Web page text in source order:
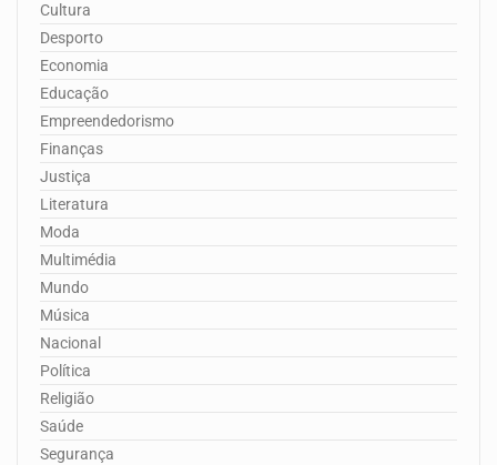
Cultura
Desporto
Economia
Educação
Empreendedorismo
Finanças
Justiça
Literatura
Moda
Multimédia
Mundo
Música
Nacional
Política
Religião
Saúde
Segurança